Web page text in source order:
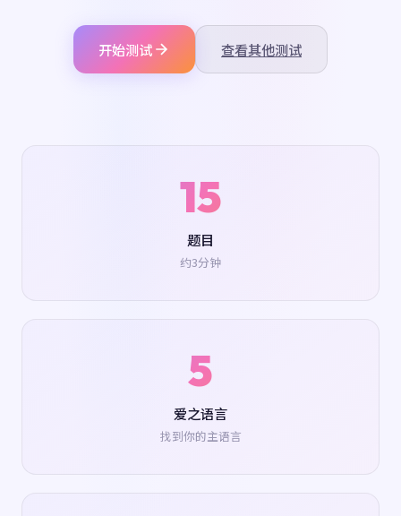
开始测试 查看其他测试
15
题目
约3分钟
5
爱之语言
找到你的主语言